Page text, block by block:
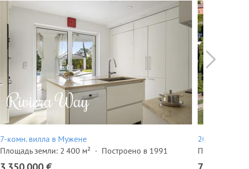
7-комн. вилла в Мужене
Площадь земли: 2 400 м²
Построено в 1991
20-комн.
Площадь